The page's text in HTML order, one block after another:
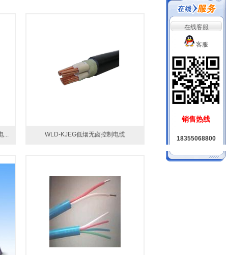
... WLD-KJEG低烟无卤控制电缆
在线客服
客服
销售热线
18355068800